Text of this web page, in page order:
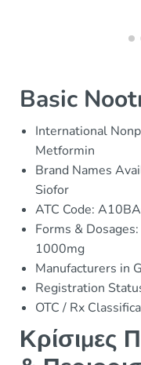
Basic
International
Metformin
Brand Names
Siofor
ATC Code:
Forms &
1000mg
Manufacturers in
Registration
OTC / Rx
Κρίσιμες